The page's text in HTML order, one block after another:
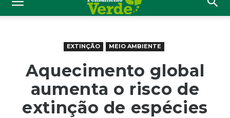
EXTINÇÃO MEIO AMBIENTE
Aquecimento global
aumenta o risco de
extinção de espécies